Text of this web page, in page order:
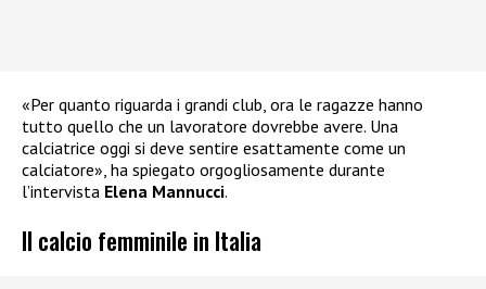
«Per quanto riguarda i grandi club, ora le ragazze hanno
tutto quello che un lavoratore dovrebbe avere. Una
calciatrice oggi si deve sentire esattamente come un
calciatore», ha spiegato orgogliosamente durante
l’intervista Elena Mannucci.
Il calcio femminile in Italia